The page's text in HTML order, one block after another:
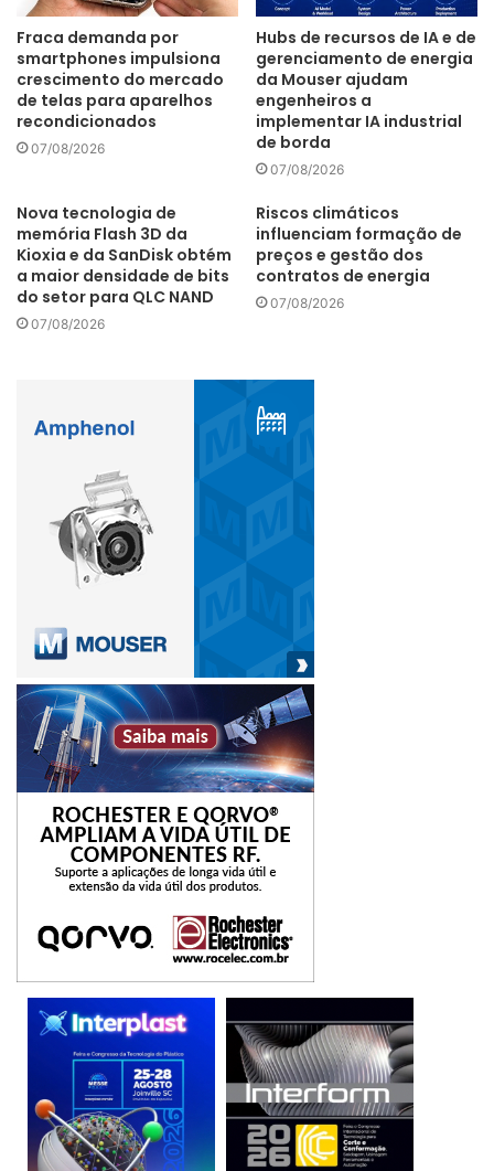
Embrapii startup Pluvi.On
Fraca demanda por
smartphones impulsiona
crescimento do mercado
de telas para aparelhos
recondicionados
07/08/2026
Hubs de recursos de IA e de
gerenciamento de energia
da Mouser ajudam
engenheiros a
implementar IA industrial
de borda
07/08/2026
Nova tecnologia de
memória Flash 3D da
Kioxia e da SanDisk obtém
a maior densidade de bits
do setor para QLC NAND
07/08/2026
Riscos climáticos
influenciam formação de
preços e gestão dos
contratos de energia
07/08/2026